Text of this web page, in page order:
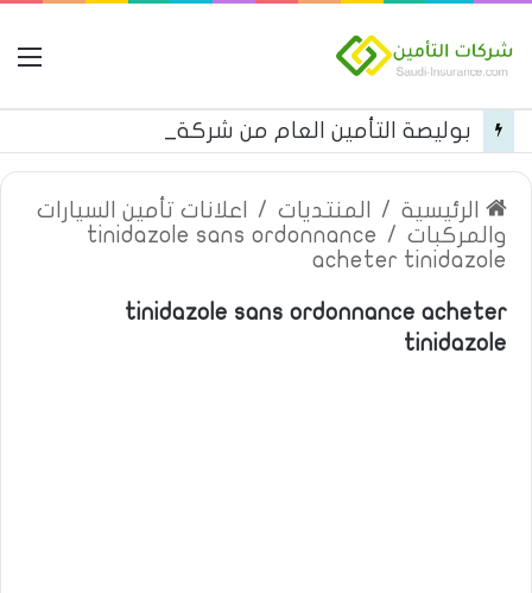
الرئيسية / المنتديات /
اعلانات تأمين السيارات
والمركبات /
tinidazole sans ordonnance
acheter tinidazole
tinidazole sans ordonnance acheter
tinidazole